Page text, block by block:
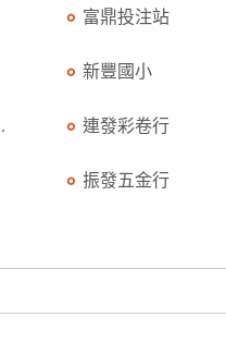
富鼎投注站
新豐國小
連發彩卷行
振發五金行